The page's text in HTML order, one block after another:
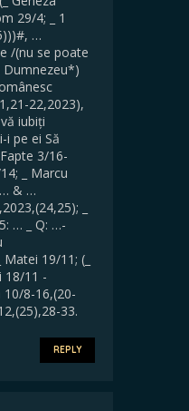
29/4; _ 1
…
/(nu se poate
22,2023),
iubiți
i pe ei Să
3/16-
_ Marcu
… & …
_
… _ Q: …-
19/11; (_
18/11 -
10/8-16,(20-
33.
REPLY